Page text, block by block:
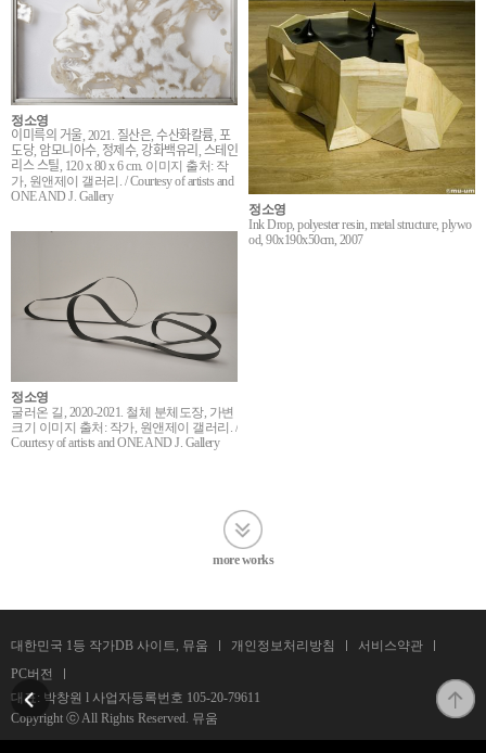
정소영
이미륵의 거울, 2021. 질산은, 수산화칼륨, 포
도당, 암모니아수, 정제수, 강화백유리, 스테인
리스 스틸, 120 x 80 x 6 cm. 이미지 출처: 작
가, 원앤제이 갤러리. / Courtesy of artists and
ONE AND J. Gallery
정소영
Ink Drop, polyester resin, metal structure, plywo
od, 90x190x50cm, 2007
정소영
굴러온 길, 2020-2021. 철체 분체도장, 가변
크기 이미지 출처: 작가, 원앤제이 갤러리. /
Courtesy of artists and ONE AND J. Gallery
more works
대한민국 1등 작가DB 사이트, 뮤움 개인정보처리방침
서비스약관
PC버전
대표: 박창원 l 사업자등록번호 105-20-79611
Copyright ⓒ All Rights Reserved. 뮤움